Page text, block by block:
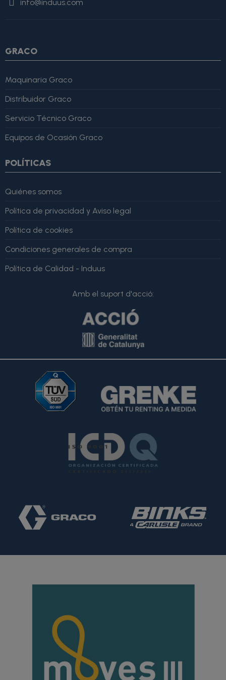
info@induus.com
GRACO
Maquinaria Graco
Distribuidor Graco
Servicio Técnico Graco
Equipos de Ocasión Graco
POLÍTICAS
Quiénes somos
Política de privacidad y Aviso legal
Política de cookies
Condiciones generales de compra
Política de Calidad - Induus
Amb el suport d'acció:
Martínez" }, "reviewRating": { "@type": "Rating", "ratingValue":